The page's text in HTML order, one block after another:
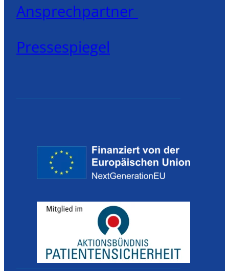
Ansprechpartner
Pressespiegel